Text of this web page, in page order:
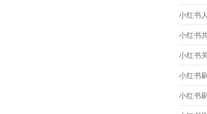
小红书
小红书
小红书
小红书
小红书